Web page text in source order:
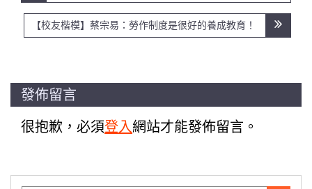
導
【校友楷模】蔡宗易：勞作制度是很好的養成教育！
發佈留言
很抱歉，必須登入網站才能發佈留言。